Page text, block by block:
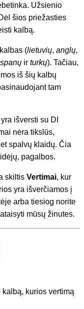
Užsienio
šios priežasties
kalbą.
(lietuvių, anglų,
ir turkų). Tačiau,
iš šių kalbų
tam
išversti su DI
nėra tikslūs,
spalvų klaidų. Čia
pagalbos.
skiltis Vertimai, kur
yra išverčiamos į
arba tiesiog norite
mūsų žinutes.
kurios vertimą